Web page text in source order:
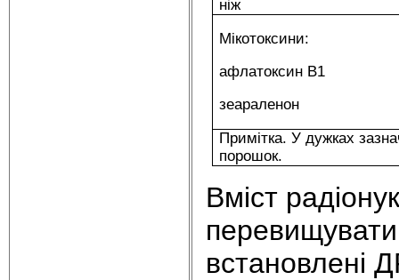
ніж
Мікотоксини:
афлатоксин В1
зеараленон
Примітка. У дужках
порошок.
Вміст
перевищувати
встановлені